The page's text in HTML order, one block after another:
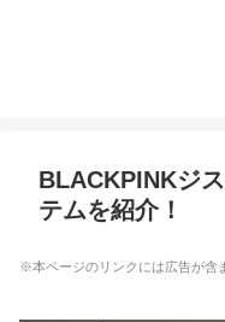
BLACKPINKジ
テムを紹介！
※本ページのリンクには広告が含